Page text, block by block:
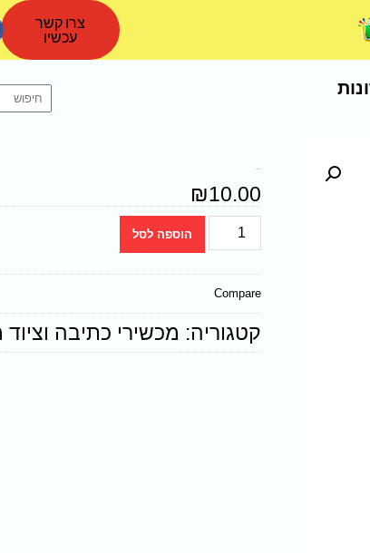
צרו קשר
עכשיו
₪10.00
הוספה לסל
Compare
קטגוריה: מכשירי כתיבה